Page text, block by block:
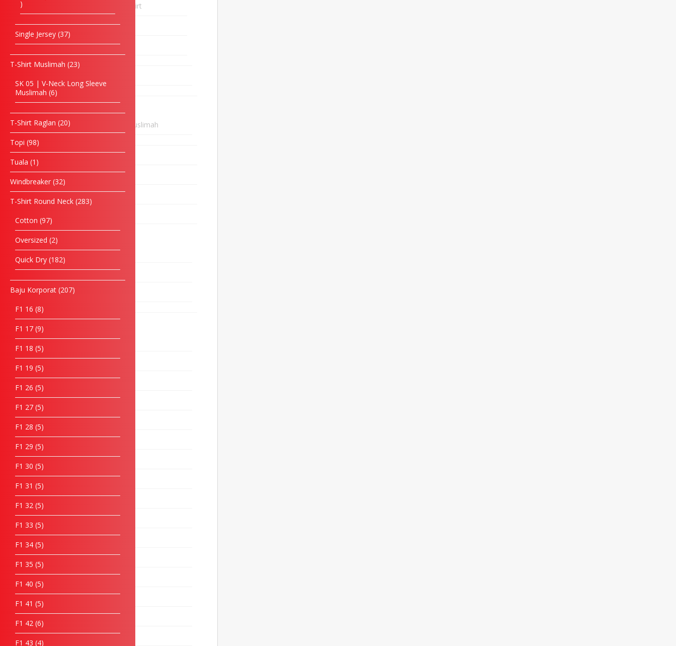
Single Jersey 37
T-Shirt Muslimah 23
SK 05 | V-Neck Long Sleeve
Muslimah 6
T-Shirt Raglan 20
Topi 98
Tuala 1
Windbreaker 32
T-Shirt Round Neck 283
Cotton 97
Oversized 2
Quick Dry 182
Baju Korporat 207
F1 16 8
F1 17 9
F1 18 5
F1 19 5
F1 26 5
F1 27 5
F1 28 5
F1 29 5
F1 30 5
F1 31 5
F1 32 5
F1 33 5
F1 34 5
F1 35 5
F1 40 5
F1 41 5
F1 42 6
F1 43 4
QD 06 | Short Sleeve Polo Shirt
QD 54 | Long Sleeve T-Shirt
QD 68 | Kid Short Sleeve
T-Shirt Muslimah 23
SK 05 | V-Neck Long Sleeve Muslimah
T-Shirt Raglan 20
Topi 98
Tuala 1
T-Shirt Round Neck 283
Cotton 97
Oversized 2
Quick Dry 182
Baju Korporat 207
F1 16 8
F1 17 9
F1 18 5
F1 19 5
F1 26 5
F1 27 5
F1 28 5
F1 29 5
F1 30 5
F1 31 5
F1 32 5
F1 33 5
F1 34 5
F1 35 5
F1 40 5
F1 41 5